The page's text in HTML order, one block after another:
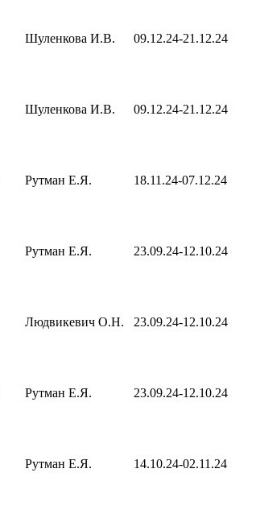
Шуленкова И.В. 09.12.24-21.12.24
Шуленкова И.В. 09.12.24-21.12.24
Рутман Е.Я. 18.11.24-07.12.24
Рутман Е.Я. 23.09.24-12.10.24
Людвикевич О.Н. 23.09.24-12.10.24
Рутман Е.Я. 23.09.24-12.10.24
Рутман Е.Я. 14.10.24-02.11.24